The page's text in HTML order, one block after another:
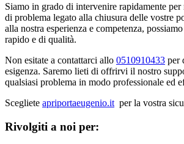
Siamo in grado di intervenire rapidamente
di problema legato alla chiusura delle vostre
alla nostra esperienza e competenza,
rapido e di qualità.
Non esitate a contattarci allo 0510910433 per
esigenza. Saremo lieti di offrirvi il nostro
qualsiasi problema in modo professionale ed
Scegliete apriportaeugenio.it per la vostra
Rivolgiti a noi per: